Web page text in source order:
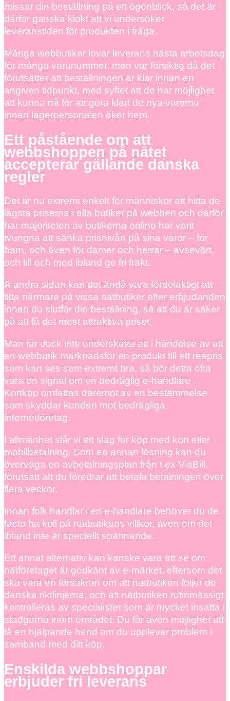
missar din beställning på ett ögonblick, så det är
därför ganska klokt att vi undersöker
leveranstiden för produkten i fråga.
Många webbutiker lovar leverans nästa arbetsdag
för många varunummer, men var försiktig då det
förutsätter att beställningen är klar innan en
angiven tidpunkt, med syftet att de har möjlighet
att kunna nå för att göra klart de nya varorna
innan lagerpersonalen åker hem.
Ett påstående om att
webbshoppen på nätet
accepterar gällande danska
regler
Det är nu extremt enkelt för människor att hitta de
lägsta priserna i alla butiker på webben och därför
har majoriteten av butikerna online har varit
tvungna att sänka prisnivån på sina varor – för
barn, och även för damer och herrar – avsevärt,
och till och med ibland ge fri frakt.
Å andra sidan kan det ändå vara fördelaktigt att
titta närmare på vissa nätbutiker efter erbjudanden
innan du slutför din beställning, så att du är säker
på att få det mest attraktiva priset.
Man får dock inte underskatta att i händelse av att
en webbutik marknadsför en produkt till ett reapris
som kan ses som extremt bra, så bör detta ofta
vara en signal om en bedräglig e-handlare .
Kortköp omfattas däremot av en bestämmelse
som skyddar kunden mot bedrägliga
internetföretag.
I allmänhet slår vi ett slag för köp med kort eller
mobilbetalning. Som en annan lösning kan du
överväga en avbetalningsplan från t ex ViaBill,
förutsatt att du föredrar att betala betalningen över
flera veckor.
Innan folk handlar i en e-handlare behöver du de
facto ha koll på nätbutikens villkor, även om det
ibland inte är speciellt spännande.
Ett annat alternativ kan kanske vara att se om
nätföretaget är godkänt av e-märket, eftersom det
ska vara en försäkran om att nätbutiken följer de
danska riktlinjerna, och att nätbutiken rutinmässigt
kontrolleras av specialister som är mycket insatta i
stadgarna inom området. Du får även möjlighet att
få en hjälpande hand om du upplever problem i
samband med ditt köp.
Enskilda webbshoppar
erbjuder fri leverans